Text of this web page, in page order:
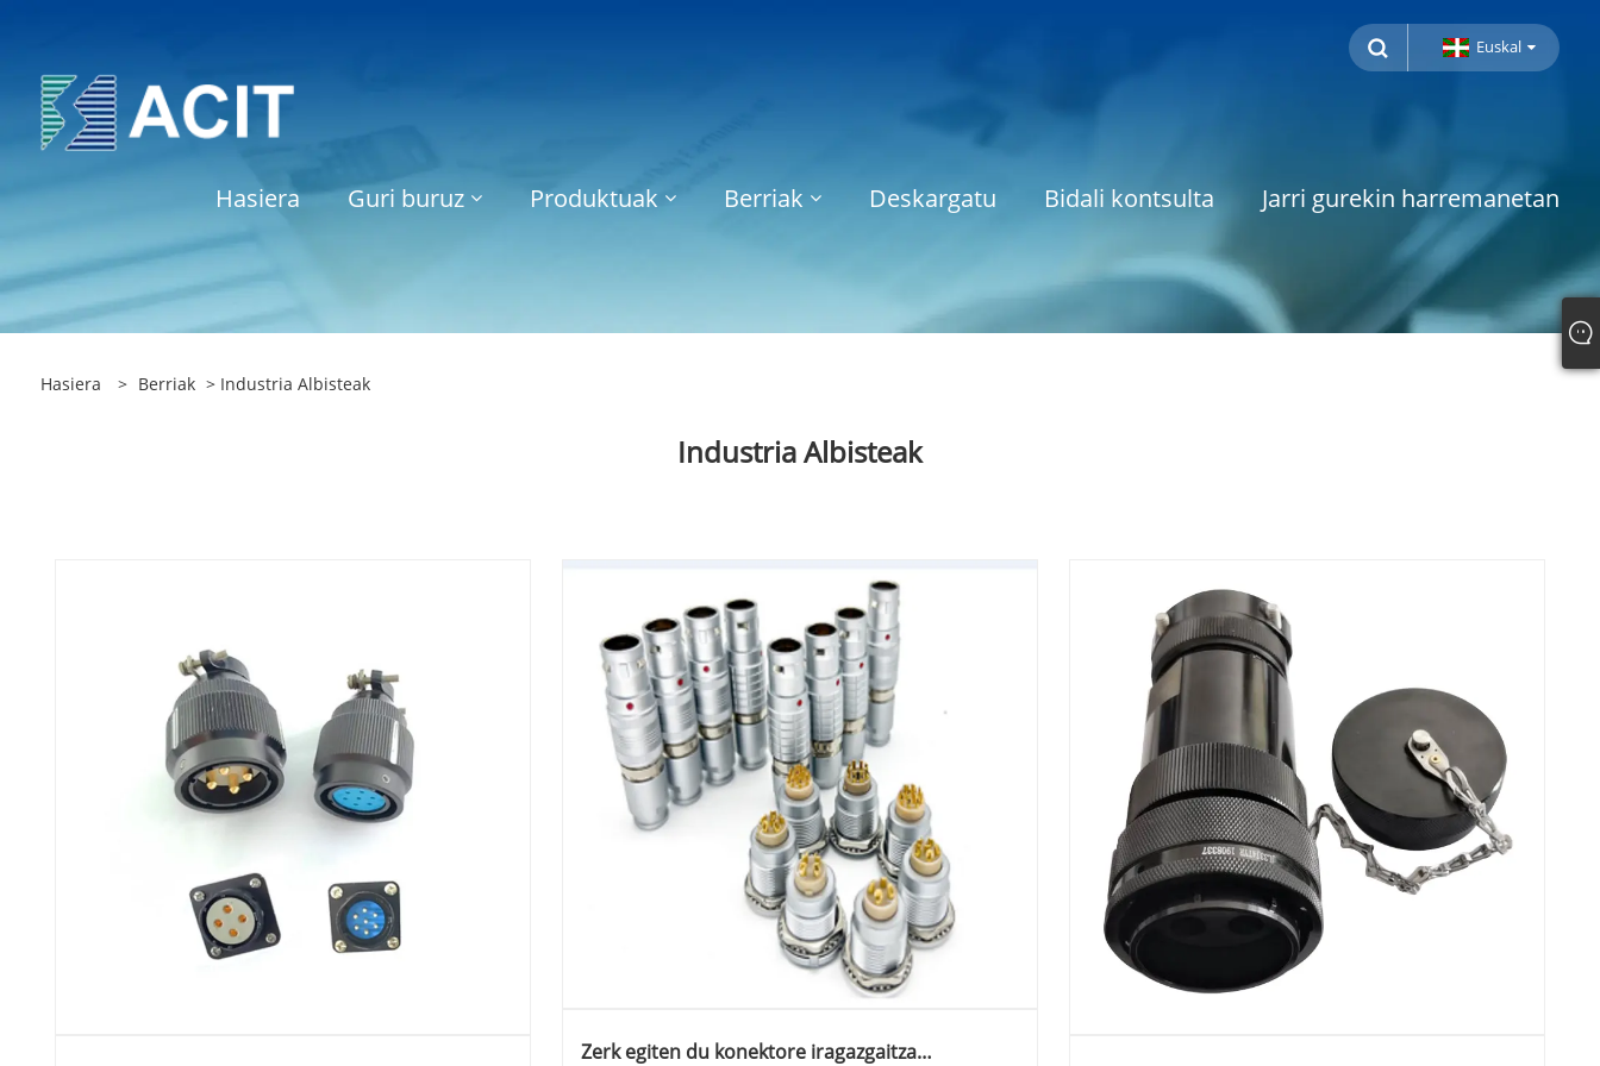
Euskal
Hasiera Guri buruz Produktuak Berriak Deskargatu Bidali kontsulta Jarri gurekin harremanetan
Hasiera > Berriak > Industria Albisteak
Industria Albisteak
Zerk egiten du konektore iragazgaitza